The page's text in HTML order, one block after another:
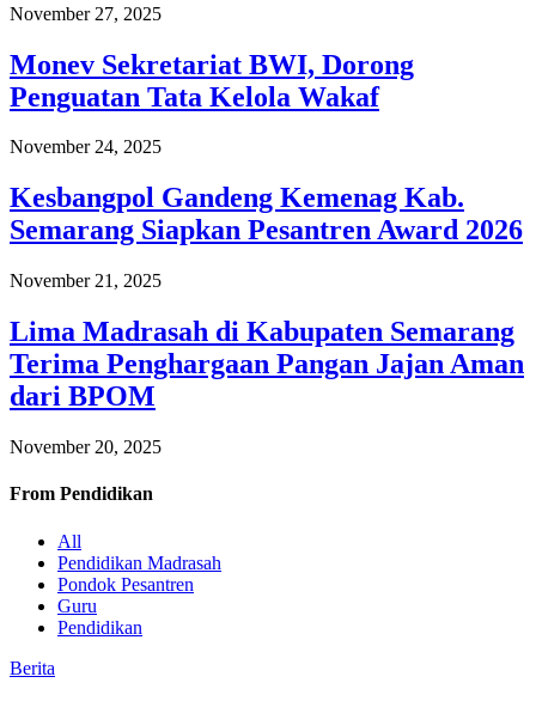
November 27, 2025
Monev Sekretariat BWI, Dorong
Penguatan Tata Kelola Wakaf
November 24, 2025
Kesbangpol Gandeng Kemenag Kab.
Semarang Siapkan Pesantren Award 2026
November 21, 2025
Lima Madrasah di Kabupaten Semarang
Terima Penghargaan Pangan Jajan Aman
dari BPOM
November 20, 2025
From Pendidikan
All
Pendidikan Madrasah
Pondok Pesantren
Guru
Pendidikan
Berita